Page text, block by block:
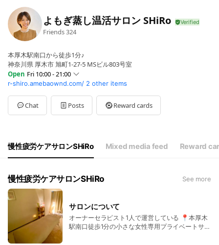
よもぎ蒸し温活サロン SHiRo
Friends324
本厚木駅南口から徒歩1分♪
神奈川県 厚木市 旭町1-27-5 MSビル803号室
Open Fri 10:00 - 21:00
Sun10:00 - 21:00
Mon10:00 - 21:00
Tue10:00 - 21:00
Wed10:00 - 21:00
Sat10:00 - 21:00
不定休
r-shiro.amebaownd.com/ 2 other items
Chat Posts Reward cards
慢性疲労ケアサロンSHiRo Mixed media feed Reward
慢性疲労ケアサロンSHiRo See more
サロンについて
オーナーセラピスト1人で運営している 📍本厚木
駅南口徒歩1分の小さな女性専用プライベートサロ